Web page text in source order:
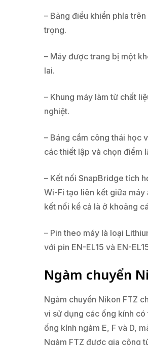
– Bảng điều khiển phía
trọng.
– Máy được trang bị một
lai.
– Khung máy làm từ chất
nghiệt.
– Báng cầm công thái học
các thiết lập và chọn điểm
– Kết nối SnapBridge tích
Wi-Fi tạo liên kết giữa
kết nối kể cả là ở khoảng
– Pin theo máy là loại
với pin EN-EL15 và EN-
Ngàm chuyển
Ngàm chuyển Nikon FTZ
vi sử dụng các ống kính
ống kính ngàm E, F và D,
Ngàm FTZ được gia công